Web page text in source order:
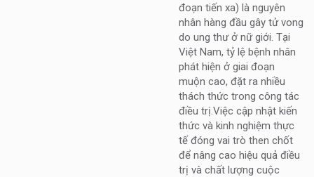
đoạn tiến xa) là nguyên
nhân hàng đầu gây tử vong
do ung thư ở nữ giới. Tại
Việt Nam, tỷ lệ bệnh nhân
phát hiện ở giai đoạn
muộn cao, đặt ra nhiều
thách thức trong công tác
điều trị.Việc cập nhật kiến
thức và kinh nghiệm thực
tế đóng vai trò then chốt
để nâng cao hiệu quả điều
trị và chất lượng cuộc